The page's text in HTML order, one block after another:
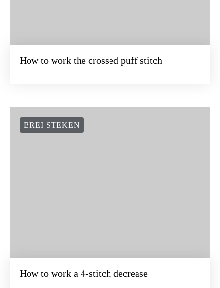
How to work the crossed puff stitch
BREI STEKEN
How to work a 4-stitch decrease